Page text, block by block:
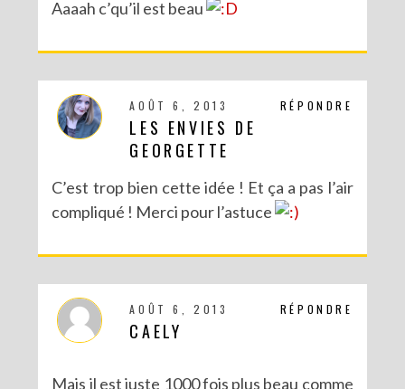
Aaaah c’qu’il est beau
RÉPONDRE
AOÛT 6, 2013
LES ENVIES DE
GEORGETTE
C’est trop bien cette idée ! Et ça a pas l’air
compliqué ! Merci pour l’astuce
RÉPONDRE
AOÛT 6, 2013
CAELY
Mais il est juste 1000 fois plus beau comme